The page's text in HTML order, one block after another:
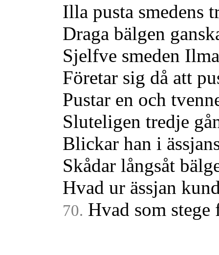
Illa pusta smedens
Draga bälgen
Sjelfve smeden
Företar sig då att
Pustar en och
Sluteligen tredje
Blickar han i
Skådar långsåt
Hvad ur ässjan
70. Hvad som stege